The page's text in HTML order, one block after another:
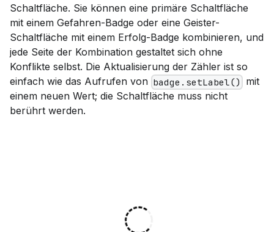
Schaltfläche. Sie können eine primäre Schaltfläche
mit einem Gefahren-Badge oder eine Geister-
Schaltfläche mit einem Erfolg-Badge kombinieren, und
jede Seite der Kombination gestaltet sich ohne
Konflikte selbst. Die Aktualisierung der Zähler ist so
einfach wie das Aufrufen von badge.setLabel()
mit
einem neuen Wert; die Schaltfläche muss nicht
berührt werden.